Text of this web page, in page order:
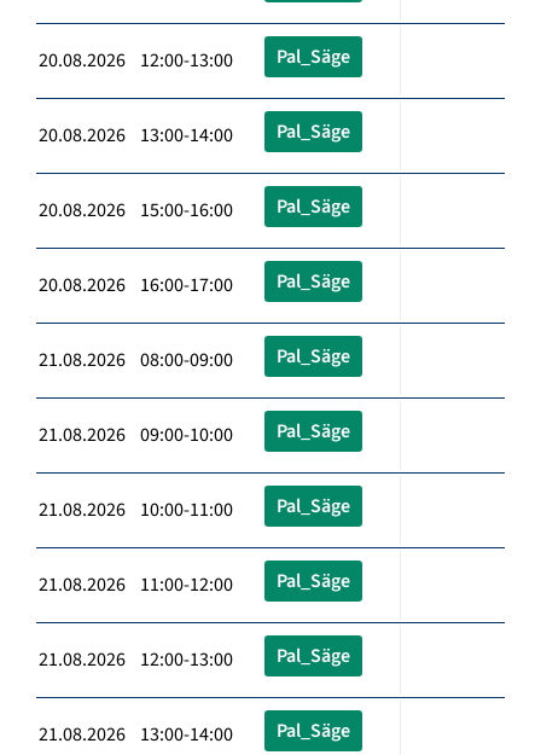
20.08.2026 12:00-13:00 Pal_Säge
20.08.2026 13:00-14:00 Pal_Säge
20.08.2026 15:00-16:00 Pal_Säge
20.08.2026 16:00-17:00 Pal_Säge
21.08.2026 08:00-09:00 Pal_Säge
21.08.2026 09:00-10:00 Pal_Säge
21.08.2026 10:00-11:00 Pal_Säge
21.08.2026 11:00-12:00 Pal_Säge
21.08.2026 12:00-13:00 Pal_Säge
21.08.2026 13:00-14:00 Pal_Säge